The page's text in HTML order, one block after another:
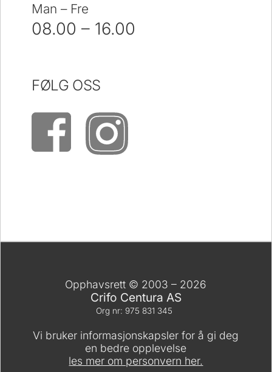
Man – Fre
08.00 – 16.00
FØLG OSS
Opphavsrett © 2003 – 2026
Crifo Centura AS
Org nr: 975 831 345
Vi bruker informasjonskapsler for å gi deg
en bedre opplevelse
les mer om personvern her.